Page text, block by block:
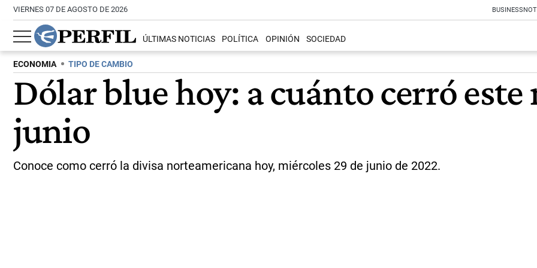
VIERNES 07 DE AGOSTO DE 2026 BUSINESS
ÚLTIMAS NOTICIAS POLÍTICA OPINIÓN SOCIEDAD
ECONOMIA TIPO DE CAMBIO
Dólar blue hoy: a cuánto cerró este
junio
Conoce como cerró la divisa norteamericana hoy, miércoles 29 de junio de 2022.